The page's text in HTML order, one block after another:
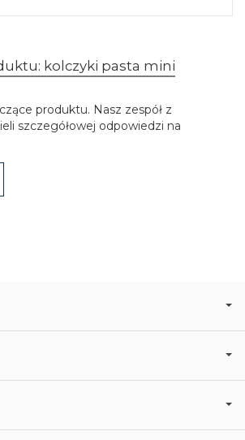
kolczyki pasta mini
produktu. Nasz zespół z
szczegółowej odpowiedzi na